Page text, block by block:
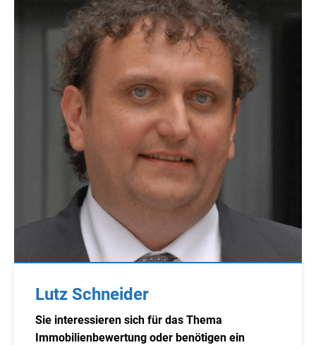
Lutz Schneider
Sie interessieren sich für das Thema
Immobilienbewertung oder benötigen ein